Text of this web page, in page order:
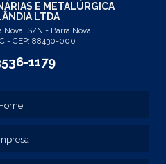
COMANDO
E METALÚRGICA
LTDA
Nova, S/N - Barra Nova
- CEP: 88430-000
1179